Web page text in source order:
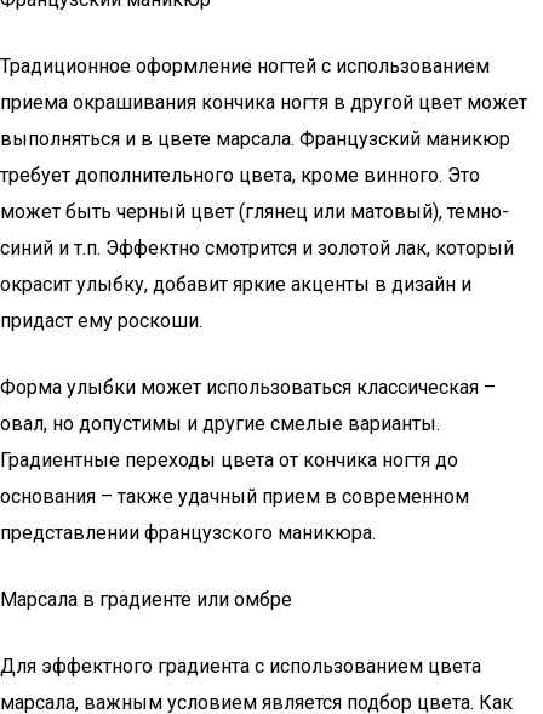
Традиционное оформление ногтей с использованием
приема окрашивания кончика ногтя в другой цвет может
выполняться и в цвете марсала. Французский маникюр
требует дополнительного цвета, кроме винного. Это
может быть черный цвет (глянец или матовый), темно-
синий и т.п. Эффектно смотрится и золотой лак, который
окрасит улыбку, добавит яркие акценты в дизайн и
придаст ему роскоши.
Форма улыбки может использоваться классическая –
овал, но допустимы и другие смелые варианты.
Градиентные переходы цвета от кончика ногтя до
основания – также удачный прием в современном
представлении французского маникюра.
Марсала в градиенте или омбре
Для эффектного градиента с использованием цвета
марсала, важным условием является подбор цвета. Как